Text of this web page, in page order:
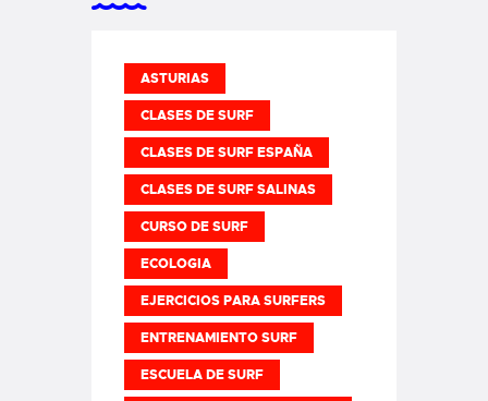
ASTURIAS
CLASES DE SURF
CLASES DE SURF ESPAÑA
CLASES DE SURF SALINAS
CURSO DE SURF
ECOLOGIA
EJERCICIOS PARA SURFERS
ENTRENAMIENTO SURF
ESCUELA DE SURF